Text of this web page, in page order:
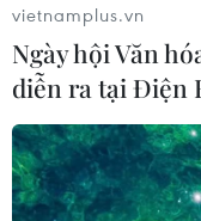
Hy Lạp tạm giam
nghi gây thảm
07/08/2026 12:02
Sri Lanka tăng
vietnamplus.vn
Ngày hội Văn
diễn ra tại Điện